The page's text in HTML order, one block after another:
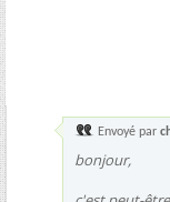
Envoyé par
bonjour,